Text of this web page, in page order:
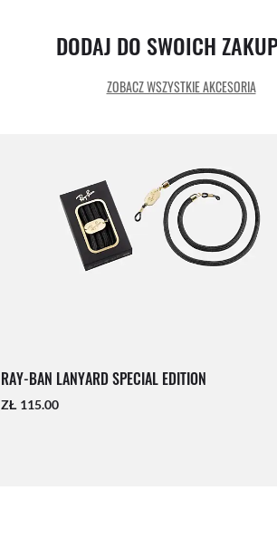
DODAJ DO SWOICH
ZOBACZ WSZYSTKIE AKCESORIA
RAY-BAN LANYARD SPECIAL EDITION
ZŁ 115.00